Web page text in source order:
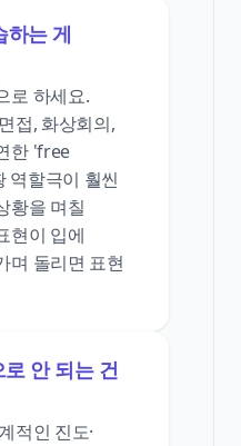
하는 게
로 하세요.
접, 화상회의,
한 'free
역할극이 훨씬
황을 며칠
현이 입에
며 돌리면 표현
안 되는 건
적인 진도·